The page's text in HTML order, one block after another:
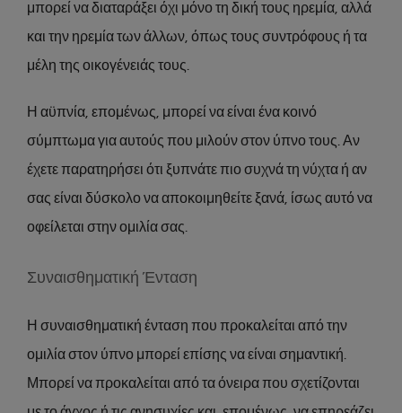
μπορεί να διαταράξει όχι μόνο τη δική τους ηρεμία, αλλά
και την ηρεμία των άλλων, όπως τους συντρόφους ή τα
μέλη της οικογένειάς τους.
Η αϋπνία, επομένως, μπορεί να είναι ένα κοινό
σύμπτωμα για αυτούς που μιλούν στον ύπνο τους. Αν
έχετε παρατηρήσει ότι ξυπνάτε πιο συχνά τη νύχτα ή αν
σας είναι δύσκολο να αποκοιμηθείτε ξανά, ίσως αυτό να
οφείλεται στην ομιλία σας.
Συναισθηματική Ένταση
Η συναισθηματική ένταση που προκαλείται από την
ομιλία στον ύπνο μπορεί επίσης να είναι σημαντική.
Μπορεί να προκαλείται από τα όνειρα που σχετίζονται